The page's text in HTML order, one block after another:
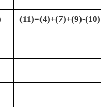
(11)=(4)+(7)+(9)-(10)